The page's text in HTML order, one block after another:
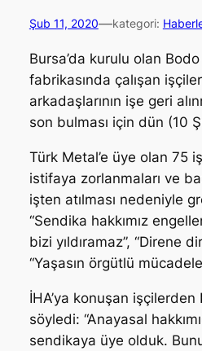
Şub 11, 2020—kategori:
Bursa’da kurulu olan
fabrikasında çalışan
arkadaşlarının işe geri
son bulması için dün (10
Türk Metal’e üye olan 75
istifaya zorlanmaları ve
işten atılması nedeniyle
“Sendika hakkımız
bizi yıldıramaz”, “Direne
“Yaşasın örgütlü
İHA’ya konuşan işçilerden
söyledi: “Anayasal
sendikaya üye olduk.